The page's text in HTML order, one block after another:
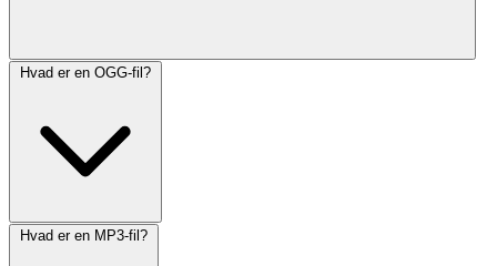
Hvad er en OGG-fil?
Hvad er en MP3-fil?